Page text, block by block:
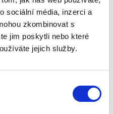
sociální média, inzerci a
zkombinovat s
jim poskytli nebo které
jejich služby.
zvláštnosti zohlednit
Kontumační